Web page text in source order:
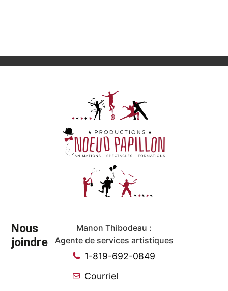
Nous
joindre
Manon Thibodeau :
Agente de services artistiques
1-819-692-0849
Courriel